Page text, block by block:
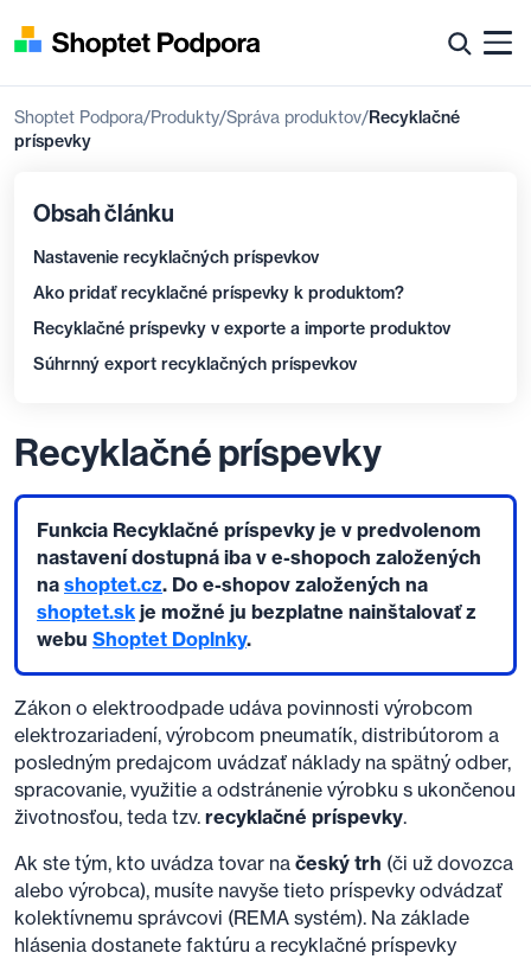
Shoptet Podpora Produkty Správa produktov Recyklačné
príspevky
Obsah článku
Nastavenie recyklačných príspevkov
Ako pridať recyklačné príspevky k produktom?
Recyklačné príspevky v exporte a importe produktov
Súhrnný export recyklačných príspevkov
Recyklačné príspevky
Funkcia Recyklačné príspevky je v predvolenom
nastavení dostupná iba v e-shopoch založených
na shoptet.cz. Do e-shopov založených na
shoptet.sk je možné ju bezplatne nainštalovať z
webu Shoptet Doplnky.
Zákon o elektroodpade udáva povinnosti výrobcom
elektrozariadení, výrobcom pneumatík, distribútorom a
posledným predajcom uvádzať náklady na spätný odber,
spracovanie, využitie a odstránenie výrobku s ukončenou
životnosťou, teda tzv. recyklačné príspevky.
Ak ste tým, kto uvádza tovar na český trh (či už dovozca
alebo výrobca), musíte navyše tieto príspevky odvádzať
kolektívnemu správcovi (REMA systém). Na základe
hlásenia dostanete faktúru a recyklačné príspevky